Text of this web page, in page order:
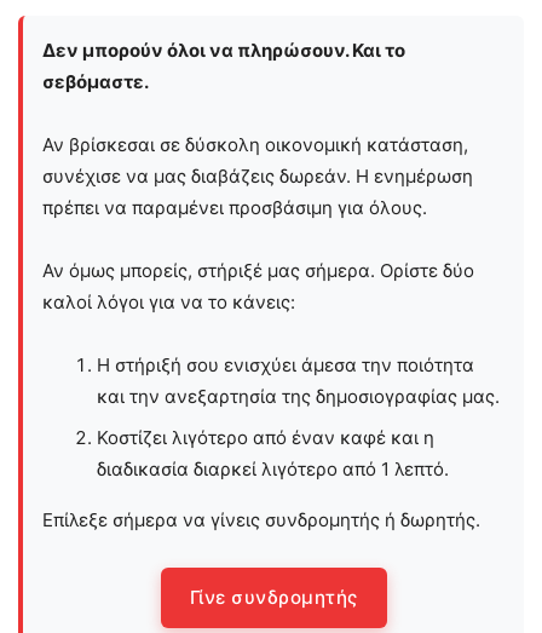
Δεν μπορούν όλοι να πληρώσουν. Και το
σεβόμαστε.
Αν βρίσκεσαι σε δύσκολη οικονομική κατάσταση,
συνέχισε να μας διαβάζεις δωρεάν. Η ενημέρωση
πρέπει να παραμένει προσβάσιμη για όλους.
Αν όμως μπορείς, στήριξέ μας σήμερα. Ορίστε δύο
καλοί λόγοι για να το κάνεις:
Η στήριξή σου ενισχύει άμεσα την ποιότητα
και την ανεξαρτησία της δημοσιογραφίας μας.
Κοστίζει λιγότερο από έναν καφέ και η
διαδικασία διαρκεί λιγότερο από 1 λεπτό.
Επίλεξε σήμερα να γίνεις συνδρομητής ή δωρητής.
Γίνε συνδρομητής